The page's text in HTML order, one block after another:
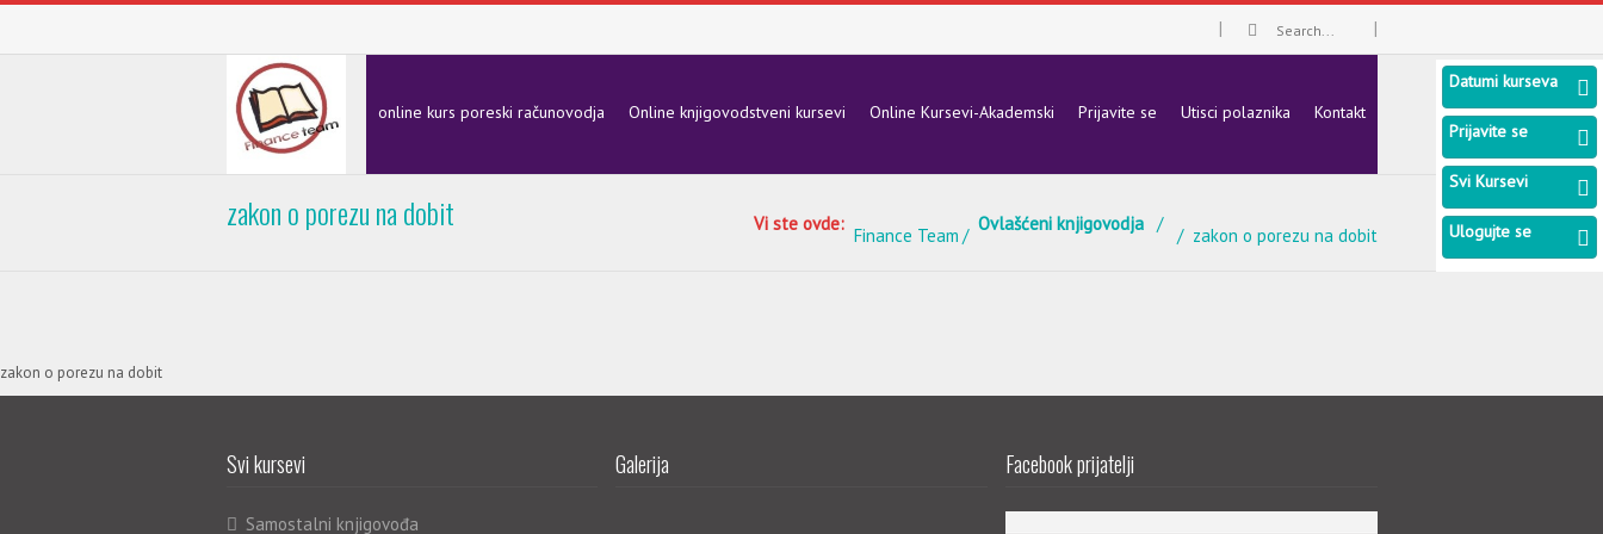
online kurs poreski računovodja Online knjigovodstveni kursevi Online Kursevi-Akademski Prijavite se Utisci polaznika Kontakt
zakon o porezu na dobit Vi ste ovde:
Finance Team
Ovlašćeni knjigovodja
zakon o porezu na dobit
zakon o porezu na dobit
Svi kursevi
Samostalni knjigovođa
Galerija Facebook prijatelji
Datumi kurseva
Prijavite se
Svi Kursevi
Ulogujte se